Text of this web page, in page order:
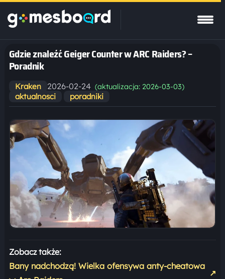
Gdzie znaleźć Geiger Counter w ARC Raiders? –
Poradnik
Kraken 2026-02-24 (aktualizacja: 2026-03-03)
aktualnosci poradniki
Zobacz także:
Bany nadchodzą! Wielka ofensywa anty-cheatowa
↗